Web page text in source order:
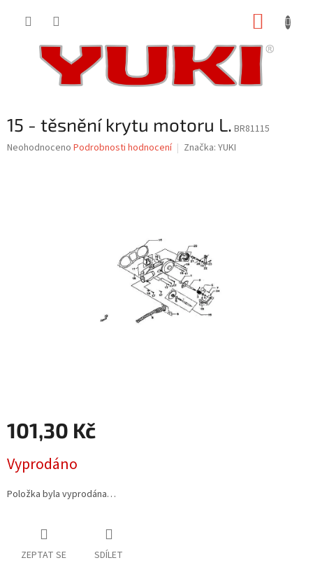
15 - těsnění krytu motoru L. BR81115
Průměrné
Neohodnoceno Podrobnosti hodnocení Značka: YUKI
101,30 Kč
cena:
Vyprodáno
Položka byla vyprodána…
ZEPTAT SE SDÍLET